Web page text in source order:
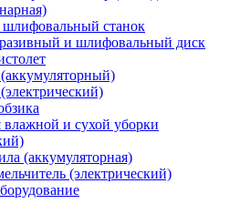
станок
и шлифовальный диск
и сухой уборки
(аккумуляторная)
(электрический)